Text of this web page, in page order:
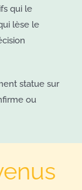
qui le
lèse le
statue sur
ou